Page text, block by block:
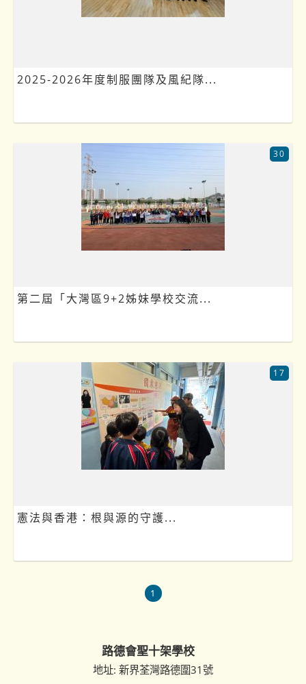
2025-2026年度制服團隊及風紀隊...
第二屆「大灣區9+2姊妹學校交流...
30
憲法與香港：根與源的守護...
17
1
路德會聖十架學校
地址: 新界荃灣路德圍31號